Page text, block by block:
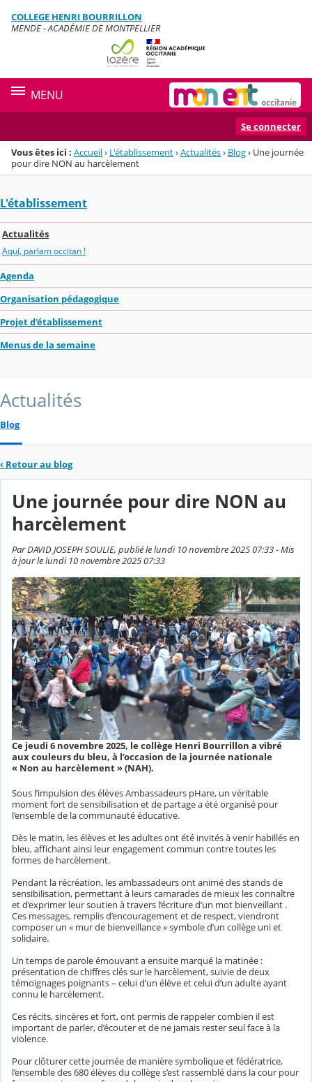
Menu de la rubrique
Contenu
COLLEGE HENRI BOURRILLON
MENDE - ACADÉMIE DE MONTPELLIER
MENU
Se connecter
Vous êtes ici : Accueil› L'établissement›Actualités› Blog› Une journée
pour dire NON au harcèlement
L'établissement
Actualités
Aquí, parlam occitan !
Agenda
Organisation pédagogique
Projet d'établissement
Menus de la semaine
Actualités
Blog
‹ Retour au blog
Une journée pour dire NON au
harcèlement
Par DAVID JOSEPH SOULIE, publié le lundi 10 novembre 2025 07:33 - Mis
à jour le lundi 10 novembre 2025 07:33
Ce jeudi 6 novembre 2025, le collège Henri Bourrillon a vibré
aux couleurs du bleu, à l’occasion de la journée nationale
« Non au harcèlement » (NAH).
Sous l’impulsion des élèves Ambassadeurs pHare, un véritable
moment fort de sensibilisation et de partage a été organisé pour
l’ensemble de la communauté éducative.
Dès le matin, les élèves et les adultes ont été invités à venir habillés en
bleu, affichant ainsi leur engagement commun contre toutes les
formes de harcèlement.
Pendant la récréation, les ambassadeurs ont animé des stands de
sensibilisation, permettant à leurs camarades de mieux les connaître
et d’exprimer leur soutien à travers l’écriture d’un mot bienveillant .
Ces messages, remplis d’encouragement et de respect, viendront
composer un « mur de bienveillance » symbole d’un collège uni et
solidaire.
Un temps de parole émouvant a ensuite marqué la matinée :
présentation de chiffres clés sur le harcèlement, suivie de deux
témoignages poignants – celui d’un élève et celui d’un adulte ayant
connu le harcèlement.
Ces récits, sincères et fort, ont permis de rappeler combien il est
important de parler, d’écouter et de ne jamais rester seul face à la
violence.
Pour clôturer cette journée de manière symbolique et fédératrice,
l’ensemble des 680 élèves du collège s’est rassemblé dans la cour pour